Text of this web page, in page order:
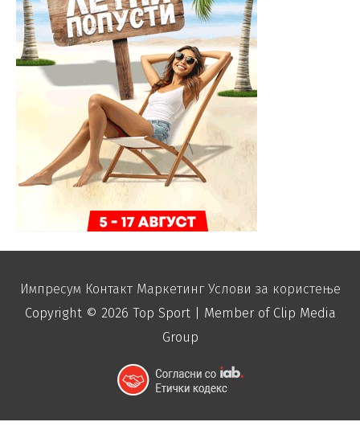
Импресум Контакт Маркетинг Услови за користење
Copyright © 2026 Top Sport| Member of Clip Media
Group